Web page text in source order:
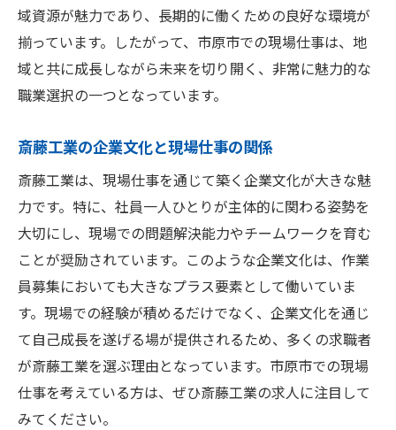
域資源が魅力であり、長期的に働くための良好な環境が
揃っています。したがって、市原市での現場仕事は、地
域と共に成長しながら未来を切り開く、非常に魅力的な
職業選択の一つとなっています。
斎藤工業の企業文化と現場仕事の関係
斎藤工業は、現場仕事を通じて築く企業文化が大きな魅
力です。特に、社員一人ひとりが主体的に関わる姿勢を
大切にし、現場での問題解決能力やチームワークを育む
ことが奨励されています。このような企業文化は、作業
員募集においても大きなプラス要素として働いていま
す。現場での経験が積めるだけでなく、企業文化を通じ
て自己成長を遂げる場が提供されるため、多くの求職者
が斎藤工業を選ぶ理由となっています。市原市での現場
仕事を考えている方は、ぜひ斎藤工業の求人に注目して
みてください。